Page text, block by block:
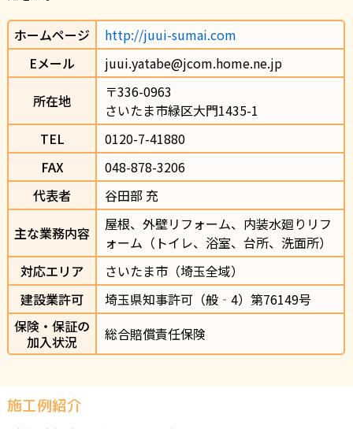
ホームページ
http://juui-sumai.com
Eメール
juui.yatabe@jcom.home.ne.jp
所在地
〒336-0963
さいたま市緑区大門1435-1
TEL
0120-7-41880
FAX
048-878-3206
代表者
谷田部 充
主な業務内容
屋根、外壁リフォーム、内装水廻りリフ
ォーム（トイレ、浴室、台所、洗面所）
対応エリア
さいたま市（埼玉全域）
建設業許可
埼玉県知事許可（般‐4）第76149号
保険・保証の
加入状況
総合賠償責任保険
施工例紹介